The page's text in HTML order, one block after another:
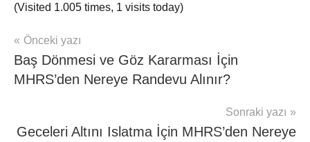
(Visited 1.005 times, 1 visits today)
mhrs
Yazı
gezinmesi
Önceki yazı
Baş Dönmesi ve Göz Kararması İçin
MHRS’den Nereye Randevu Alınır?
Sonraki yazı
Geceleri Altını Islatma İçin MHRS’den Nereye